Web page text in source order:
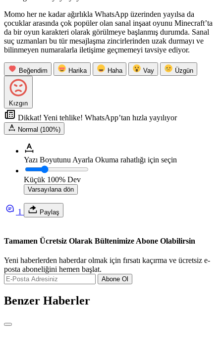
Momo her ne kadar ağırlıkla WhatsApp üzerinden yayılsa da
çocuklar arasında çok popüler olan sanal inşaat oyunu Minecraft’ta
da bir oyun karakteri olarak görülmeye başlanmış durumda. Sanal
suç uzmanları bu tür mesajlaşma zincirlerinden uzak durmayı ve
bilinmeyen numaralarla iletişime geçmemeyi tavsiye ediyor.
Beğendim Harika Haha Vay Üzgün
Kızgın
Dikkat! Yeni tehlike! WhatsApp’tan hızla yayılıyor
Normal (100%)
Yazı Boyutunu Ayarla Okuma rahatlığı için seçin
Küçük 100% Dev
Varsayılana dön
1 Paylaş
Tamamen Ücretsiz Olarak Bültenimize Abone Olabilirsin
Yeni haberlerden haberdar olmak için fırsatı kaçırma ve ücretsiz e-
posta aboneliğini hemen başlat.
Abone Ol
Benzer Haberler